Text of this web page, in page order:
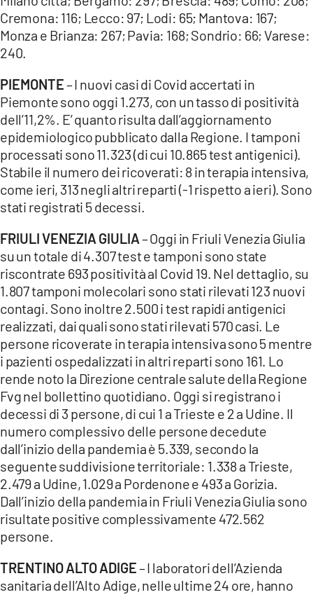
Cremona: 116; Lecco: 97; Lodi: 65; Mantova: 167;
Monza e Brianza: 267; Pavia: 168; Sondrio: 66; Varese:
240.
PIEMONTE– I nuovi casi di Covid accertati in
Piemonte sono oggi 1.273, con un tasso di positività
dell’11,2%. E’ quanto risulta dall’aggiornamento
epidemiologico pubblicato dalla Regione. I tamponi
processati sono 11.323 (di cui 10.865 test antigenici).
Stabile il numero dei ricoverati: 8 in terapia intensiva,
come ieri, 313 negli altri reparti (-1 rispetto a ieri). Sono
stati registrati 5 decessi.
FRIULI VENEZIA GIULIA– Oggi in Friuli Venezia Giulia
su un totale di 4.307 test e tamponi sono state
riscontrate 693 positività al Covid 19. Nel dettaglio, su
1.807 tamponi molecolari sono stati rilevati 123 nuovi
contagi. Sono inoltre 2.500 i test rapidi antigenici
realizzati, dai quali sono stati rilevati 570 casi. Le
persone ricoverate in terapia intensiva sono 5 mentre
i pazienti ospedalizzati in altri reparti sono 161. Lo
rende noto la Direzione centrale salute della Regione
Fvg nel bollettino quotidiano. Oggi si registrano i
decessi di 3 persone, di cui 1 a Trieste e 2 a Udine. Il
numero complessivo delle persone decedute
dall’inizio della pandemia è 5.339, secondo la
seguente suddivisione territoriale: 1.338 a Trieste,
2.479 a Udine, 1.029 a Pordenone e 493 a Gorizia.
Dall’inizio della pandemia in Friuli Venezia Giulia sono
risultate positive complessivamente 472.562
persone.
TRENTINO ALTO ADIGE– I laboratori dell’Azienda
sanitaria dell’Alto Adige, nelle ultime 24 ore, hanno